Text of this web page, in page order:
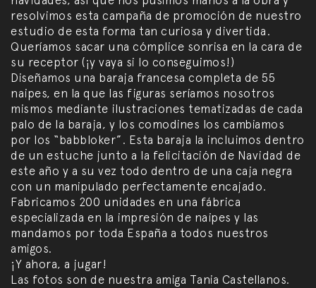
resolvimos esta campaña de promoción de nuestro
estudio de esta forma tan curiosa y divertida.
Queríamos sacar una cómplice sonrisa en la cara de
su receptor (¡y vaya si lo conseguimos!)
Diseñamos una baraja francesa completa de 55
naipes, en la que las figuras seríamos nosotros
mismos mediante ilustraciones tematizadas de cada
palo de la baraja, y los comodines los cambiamos
por los “babbloker”. Esta baraja la incluimos dentro
de un estuche junto a la felicitación de Navidad de
este año y a su vez todo dentro de una caja negra
con un manipulado perfectamente encajado.
Fabricamos 200 unidades en una fábrica
especializada en la impresión de naipes y las
mandamos por toda España a todos nuestros
amigos.
¡Y ahora, a jugar!
Las fotos son de nuestra amiga Tania Castellanos.